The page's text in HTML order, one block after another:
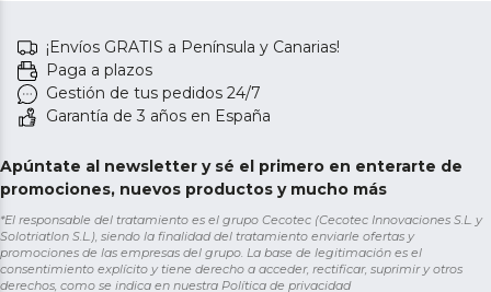
¡Envíos GRATIS a Península y Canarias!
Paga a plazos
Gestión de tus pedidos 24/7
Garantía de 3 años en España
Apúntate al newsletter y sé el primero en enterarte de
promociones, nuevos productos y mucho más
*El responsable del tratamiento es el grupo Cecotec (Cecotec Innovaciones S.L. y
Solotriatlon S.L.), siendo la finalidad del tratamiento enviarle ofertas y
promociones de las empresas del grupo. La base de legitimación es el
consentimiento explícito y tiene derecho a acceder, rectificar, suprimir y otros
derechos, como se indica en nuestra Política de privacidad